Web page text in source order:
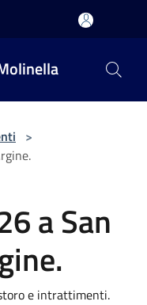
>
a San
e intrattimenti.